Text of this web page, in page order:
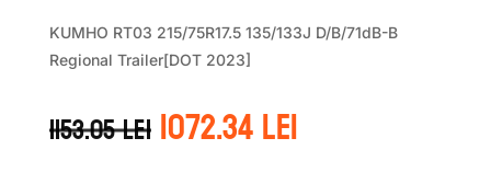
KUMHO RT03 215/75R17.5 135/133J D/B/71dB-B
Regional Trailer[DOT 2023]
1153.05lei Prețul
inițial
1072.34leiPrețul
curent